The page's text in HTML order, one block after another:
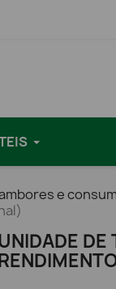
e
DE